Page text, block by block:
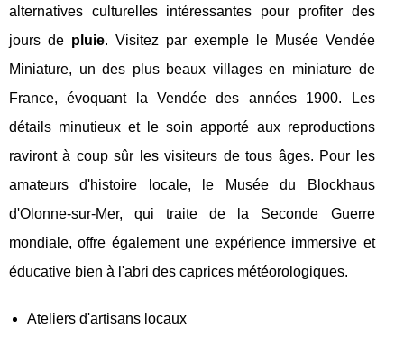
alternatives culturelles intéressantes pour profiter des
jours de pluie. Visitez par exemple le Musée Vendée
Miniature, un des plus beaux villages en miniature de
France, évoquant la Vendée des années 1900. Les
détails minutieux et le soin apporté aux reproductions
raviront à coup sûr les visiteurs de tous âges. Pour les
amateurs d'histoire locale, le Musée du Blockhaus
d'Olonne-sur-Mer, qui traite de la Seconde Guerre
mondiale, offre également une expérience immersive et
éducative bien à l'abri des caprices météorologiques.
Ateliers d'artisans locaux